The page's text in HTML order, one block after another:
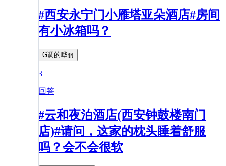
#西安永宁门小雁塔亚朵酒店#房间
有小冰箱吗？
G调的哗丽
3
回答
#云和夜泊酒店(西安钟鼓楼南门
店)#请问，这家的枕头睡着舒服
吗？会不会很软